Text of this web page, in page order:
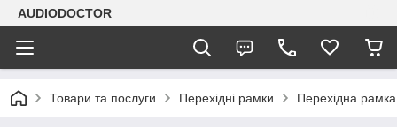
AUDIODOCTOR
Товари та послуги Перехідні рамки Перехідна